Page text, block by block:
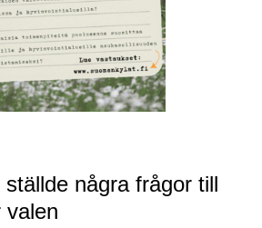
några frågor till
valen